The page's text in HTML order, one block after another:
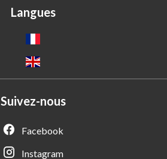
Langues
Suivez-nous
Facebook
Instagram